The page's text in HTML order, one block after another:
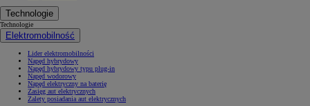
Technologie
Technologie
Elektromobilność
Lider elektromobilności
Napęd hybrydowy
Napęd hybrydowy typu plug-in
Napęd wodorowy
Napęd elektryczny na baterię
Zasięg aut elektrycznych
Zalety posiadania aut elektrycznych